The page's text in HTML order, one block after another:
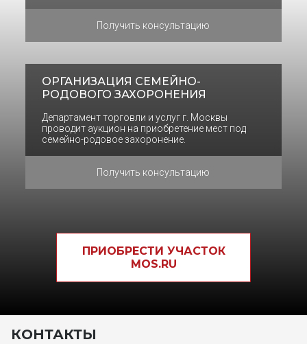
Получить консультацию
ОРГАНИЗАЦИЯ СЕМЕЙНО-
РОДОВОГО ЗАХОРОНЕНИЯ
Департамент торговли и услуг г. Москвы
проводит аукцион на приобретение мест под
семейно-родовое захоронение.
Получить консультацию
ПРИОБРЕСТИ УЧАСТОК
MOS.RU
КОНТАКТЫ